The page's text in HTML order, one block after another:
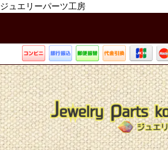
ジュエリーパーツ工房